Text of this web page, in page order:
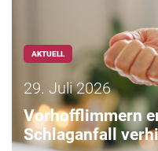
AKTUELL
29. Juli 2026
Vorhofflimmern
Schlaganfall